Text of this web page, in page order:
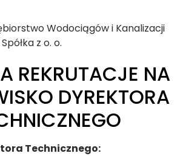
Wodociągów i Kanalizacji
z o. o.
REKRUTACJE NA
DYREKTORA
Technicznego: